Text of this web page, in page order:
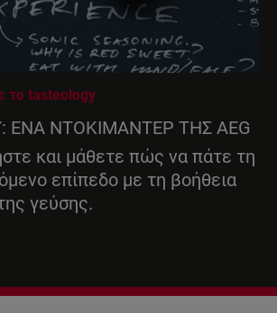
το tasteology
ΕΝΑ ΝΤΟΚΙΜΑΝΤΕΡ ΤΗΣ AEG
και μάθετε πώς να πάτε τη
επίπεδο με τη βοήθεια
γεύσης.